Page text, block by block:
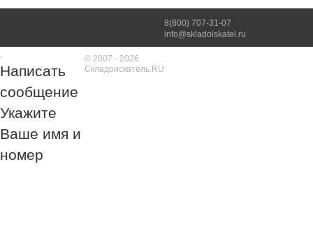
8(800) 707-31-07
info@skladoiskatel.ru
© 2007 - 2026
Складоискатель.RU
Написать
сообщение
Укажите
Ваше имя и
номер